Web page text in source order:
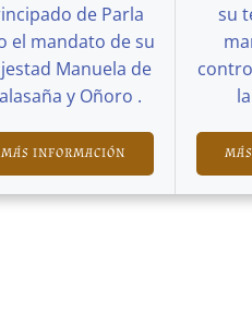
de Parla
el mandato de su
Manuela de
y Oñoro .
MÁS INFORMACIÓN
su